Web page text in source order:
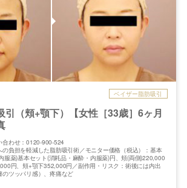
ベイザー脂肪吸引
引（頬+顎下）【女性［33歳］6ヶ月
合わせ：0120-900-524
負担を軽減した脂肪吸引術／モニター価格（税込）：基本
服薬)基本セット(消耗品・麻酔・内服薬)円、頬(両側)220,000
円、頬+顎下352,000円／副作用・リスク：術後には内出
のツッパリ感）、疼痛など